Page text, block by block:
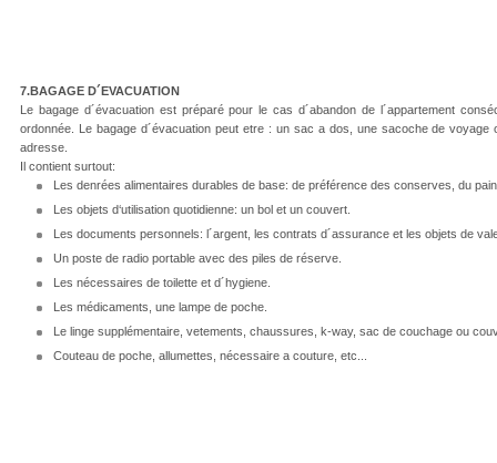
7.BAGAGE D´EVACUATION
Le bagage d´évacuation est préparé pour le cas d´abandon de l´appartement
ordonnée. Le bagage d´évacuation peut etre : un sac a dos, une sacoche de
adresse.
Il contient surtout:
Les denrées alimentaires durables de base: de préférence des conserves, du
Les objets d‘utilisation quotidienne: un bol et un couvert.
Les documents personnels: l´argent, les contrats d´assurance et les objets de
Un poste de radio portable avec des piles de réserve.
Les nécessaires de toilette et d´hygiene.
Les médicaments, une lampe de poche.
Le linge supplémentaire, vetements, chaussures, k-way, sac de couchage ou
Couteau de poche, allumettes, nécessaire a couture, etc...